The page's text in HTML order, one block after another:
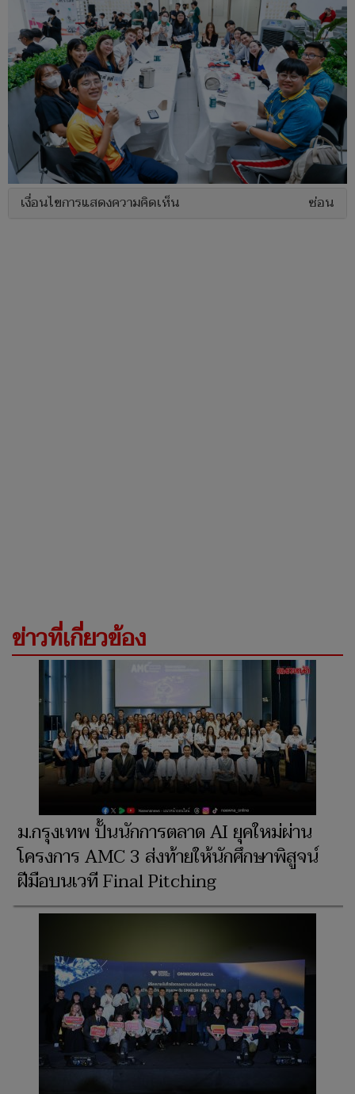
เงื่อนไขการแสดงความคิดเห็น ซ่อน
ข่าวที่เกี่ยวข้อง
ม.กรุงเทพ ปั้นนักการตลาด AI ยุคใหม่ผ่าน
โครงการ AMC 3 ส่งท้ายให้นักศึกษาพิสูจน์
ฝีมือบนเวที Final Pitching